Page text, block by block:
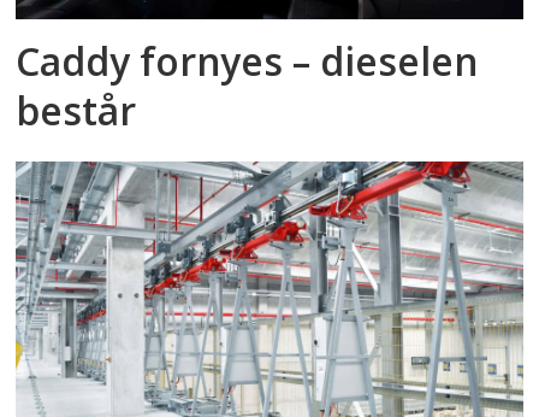
Caddy fornyes – dieselen
består